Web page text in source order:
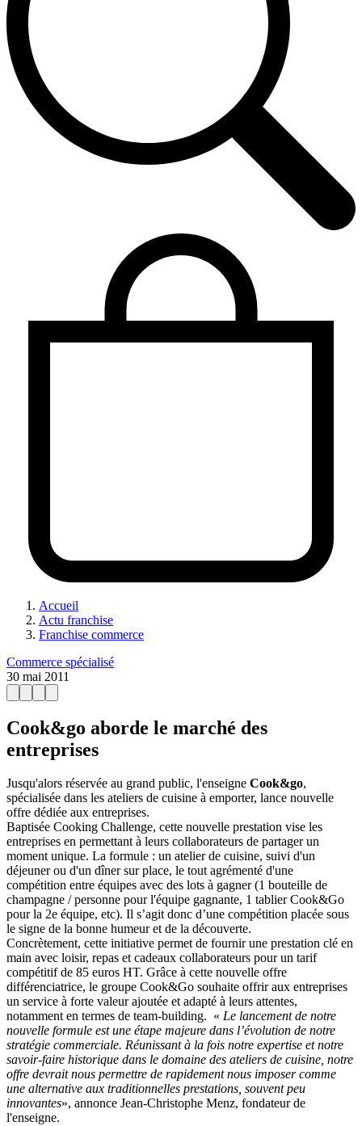
Accueil
Actu franchise
Franchise commerce
Commerce spécialisé
30 mai 2011
Cook&go aborde le marché des
entreprises
Jusqu'alors réservée au grand public, l'enseigne Cook&go,
spécialisée dans les ateliers de cuisine à emporter, lance nouvelle
offre dédiée aux entreprises.
Baptisée Cooking Challenge, cette nouvelle prestation vise les
entreprises en permettant à leurs collaborateurs de partager un
moment unique. La formule : un atelier de cuisine, suivi d'un
déjeuner ou d'un dîner sur place, le tout agrémenté d'une
compétition entre équipes avec des lots à gagner (1 bouteille de
champagne / personne pour l'équipe gagnante, 1 tablier Cook&Go
pour la 2e équipe, etc). Il s’agit donc d’une compétition placée sous
le signe de la bonne humeur et de la découverte.
Concrètement, cette initiative permet de fournir une prestation clé en
main avec loisir, repas et cadeaux collaborateurs pour un tarif
compétitif de 85 euros HT. Grâce à cette nouvelle offre
différenciatrice, le groupe Cook&Go souhaite offrir aux entreprises
un service à forte valeur ajoutée et adapté à leurs attentes,
notamment en termes de team-building. « Le lancement de notre
nouvelle formule est une étape majeure dans l’évolution de notre
stratégie commerciale. Réunissant à la fois notre expertise et notre
savoir-faire historique dans le domaine des ateliers de cuisine, notre
offre devrait nous permettre de rapidement nous imposer comme
une alternative aux traditionnelles prestations, souvent peu
innovantes», annonce Jean-Christophe Menz, fondateur de
l'enseigne.